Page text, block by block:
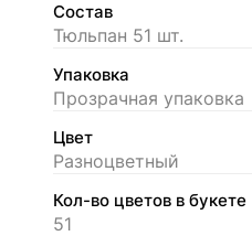
Состав
Тюльпан 51 шт.
Упаковка
Прозрачная упаковка
Цвет
Разноцветный
Кол-во цветов в букете
51